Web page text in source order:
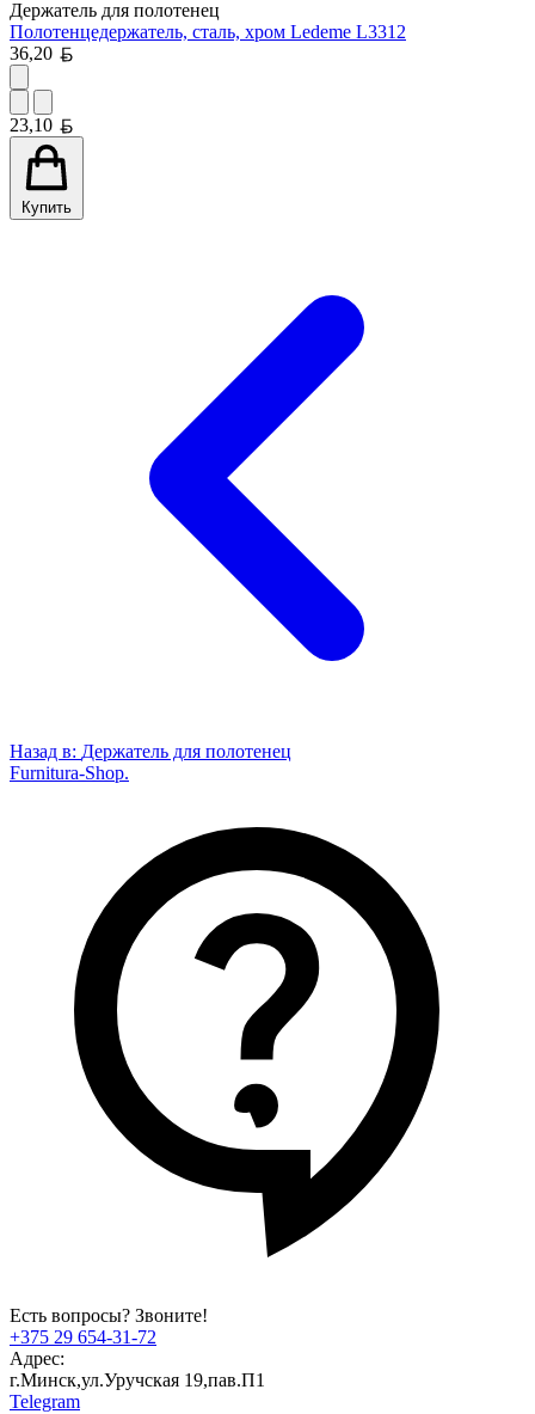
Держатель для полотенец
Полотенцедержатель, сталь, хром Ledeme L3312
36,20
23,10
Купить
Назад в: Держатель для полотенец
Furnitura-Shop.
Есть вопросы? Звоните!
+375 29 654-31-72
Адрес:
г.Минск,ул.Уручская 19,пав.П1
Telegram